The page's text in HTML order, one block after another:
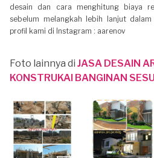
desain dan cara menghitung biaya
sebelum melangkah lebih lanjut dalam
profil kami di Instagram : aarenov
Foto lainnya di JASA DESAIN
KONSTRUKAI BANGINAN